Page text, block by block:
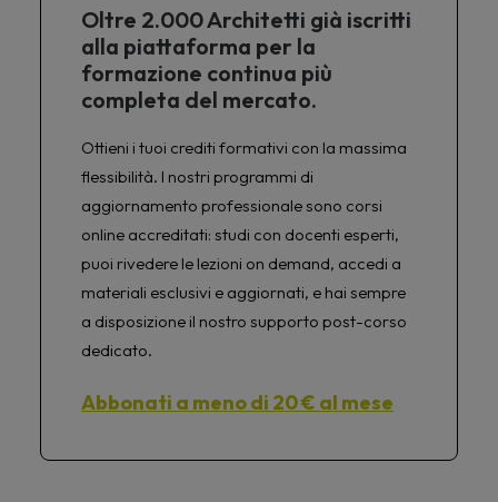
Oltre 2.000 Architetti già iscritti
alla piattaforma per la
formazione continua più
completa del mercato.
Ottieni i tuoi crediti formativi con la massima
flessibilità. I nostri programmi di
aggiornamento professionale sono corsi
online accreditati: studi con docenti esperti,
puoi rivedere le lezioni on demand, accedi a
materiali esclusivi e aggiornati, e hai sempre
a disposizione il nostro supporto post-corso
dedicato.
Abbonati a meno di 20 € al mese